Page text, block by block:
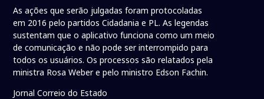
As ações que serão julgadas foram protocoladas
em 2016 pelo partidos Cidadania e PL. As legendas
sustentam que o aplicativo funciona como um meio
de comunicação e não pode ser interrompido para
todos os usuários. Os processos são relatados pela
ministra Rosa Weber e pelo ministro Edson Fachin.
Jornal Correio do Estado